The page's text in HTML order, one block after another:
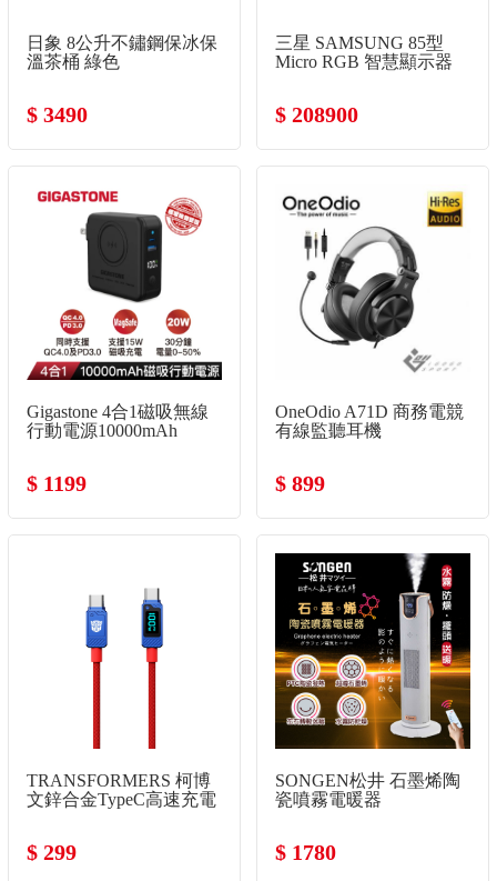
日象 8公升不鏽鋼保冰保
溫茶桶 綠色
$ 3490
三星 SAMSUNG 85型
Micro RGB 智慧顯示器
$ 208900
Gigastone 4合1磁吸無線
行動電源10000mAh
$ 1199
OneOdio A71D 商務電競
有線監聽耳機
$ 899
TRANSFORMERS 柯博
文鋅合金TypeC高速充電
$ 299
SONGEN松井 石墨烯陶
瓷噴霧電暖器
$ 1780